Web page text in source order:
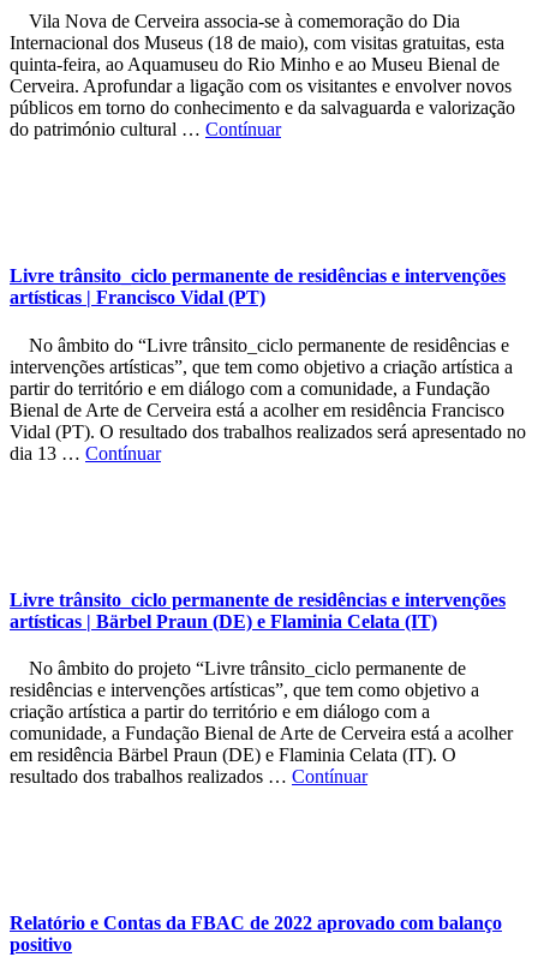
Vila Nova de Cerveira associa-se à comemoração do Dia
Internacional dos Museus (18 de maio), com visitas gratuitas, esta
quinta-feira, ao Aquamuseu do Rio Minho e ao Museu Bienal de
Cerveira. Aprofundar a ligação com os visitantes e envolver novos
públicos em torno do conhecimento e da salvaguarda e valorização
do património cultural … Contínuar
Livre trânsito_ciclo permanente de residências e intervenções
artísticas | Francisco Vidal (PT)
No âmbito do “Livre trânsito_ciclo permanente de residências e
intervenções artísticas”, que tem como objetivo a criação artística a
partir do território e em diálogo com a comunidade, a Fundação
Bienal de Arte de Cerveira está a acolher em residência Francisco
Vidal (PT). O resultado dos trabalhos realizados será apresentado no
dia 13 … Contínuar
Livre trânsito_ciclo permanente de residências e intervenções
artísticas | Bärbel Praun (DE) e Flaminia Celata (IT)
No âmbito do projeto “Livre trânsito_ciclo permanente de
residências e intervenções artísticas”, que tem como objetivo a
criação artística a partir do território e em diálogo com a
comunidade, a Fundação Bienal de Arte de Cerveira está a acolher
em residência Bärbel Praun (DE) e Flaminia Celata (IT). O
resultado dos trabalhos realizados … Contínuar
Relatório e Contas da FBAC de 2022 aprovado com balanço
positivo